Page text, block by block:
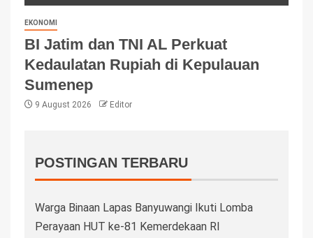
EKONOMI
BI Jatim dan TNI AL Perkuat
Kedaulatan Rupiah di Kepulauan
Sumenep
9 August 2026 Editor
POSTINGAN TERBARU
Warga Binaan Lapas Banyuwangi Ikuti Lomba
Perayaan HUT ke-81 Kemerdekaan RI